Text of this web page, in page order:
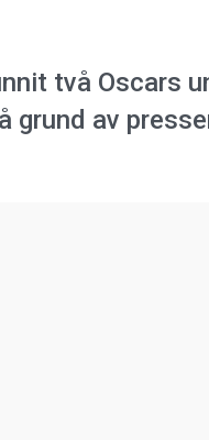
två Oscars
grund av